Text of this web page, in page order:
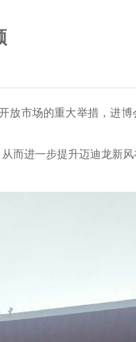
放市场的重大举措，进
而进一步提升迈迪龙新